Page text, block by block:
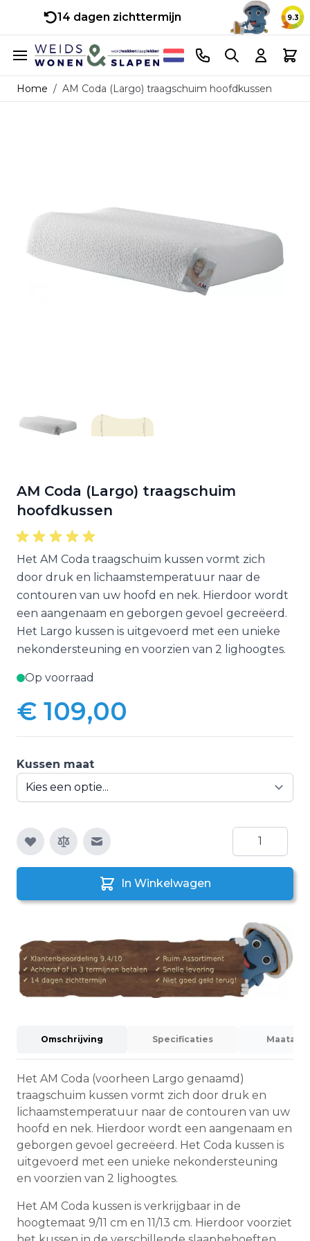
14 dagen zichttermijn 9.3
Ga naar de inhoud
Telefoonnummer
Search Cart
Home / AM Coda (Largo) traagschuim hoofdkussen
AM Coda (Largo) traagschuim
hoofdkussen
Het AM Coda traagschuim kussen vormt zich
door druk en lichaamstemperatuur naar de
contouren van uw hoofd en nek. Hierdoor wordt
een aangenaam en geborgen gevoel gecreëerd.
Het Largo kussen is uitgevoerd met een unieke
nekondersteuning en voorzien van 2 lighoogtes.
Op voorraad
Vanaf:
€ 109,00
Kussen maat
E-mail naar een vriend
Aantal
In Winkelwagen
Omschrijving Specificaties
Het AM Coda (voorheen Largo genaamd)
traagschuim kussen vormt zich door druk en
lichaamstemperatuur naar de contouren van uw
hoofd en nek. Hierdoor wordt een aangenaam en
geborgen gevoel gecreëerd. Het Coda kussen is
uitgevoerd met een unieke nekondersteuning
en voorzien van 2 lighoogtes.
Het AM Coda kussen is verkrijgbaar in de
hoogtemaat 9/11 cm en 11/13 cm. Hierdoor voorziet